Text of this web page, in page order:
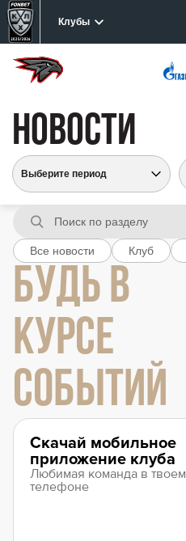
Клубы
НОВОСТИ
Все новости Клуб
БУДЬ В
КУРСЕ
СОБЫТИЙ
Скачай мобильное
приложение клуба
Любимая команда в твоем
телефоне